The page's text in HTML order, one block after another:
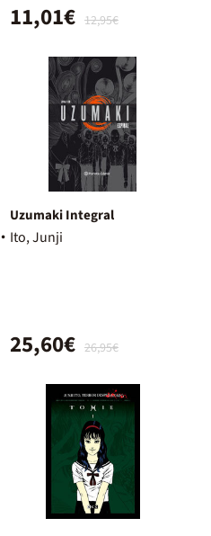
12,95€
11,01€
Uzumaki Integral
Ito, Junji
26,95€
25,60€